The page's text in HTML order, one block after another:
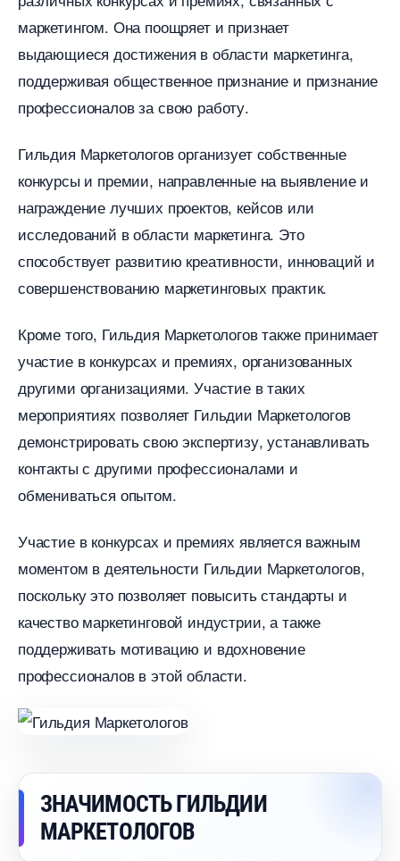
маркетингом.​ Она поощряет и признает
ыдающиеся достижения в области маркетинга,
поддерживая общественное признание и признание
профессионалов за свою работу.​
Гильдия Маркетологов организует собственные
конкурсы и премии, направленные на выявление и
награждение лучших проектов, кейсов или
исследований в области маркетинга.​ Это
способствует развитию креативности, инноваций и
совершенствованию маркетинговых практик.​
Кроме того, Гильдия Маркетологов также принимает
участие в конкурсах и премиях, организованных
другими организациями.​ Участие в таких
мероприятиях позволяет Гильдии Маркетолого
демонстрировать свою экспертизу, устанавливать
контакты с другими профессионалами и
обмениваться опытом.​
Участие в конкурсах и премиях является важным
моментом в деятельности Гильдии Маркетологов,
поскольку это позволяет повысить стандарты и
качество маркетинговой индустрии, а также
поддерживать мотивацию и вдохновение
профессионалов в этой области.​
ЗНАЧИМОСТЬ ГИЛЬДИИ
МАРКЕТОЛОГО